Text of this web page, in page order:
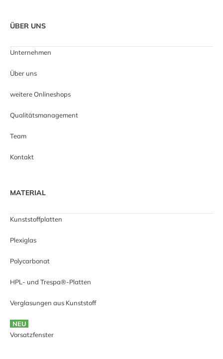
ÜBER UNS
Unternehmen
Über uns
weitere Onlineshops
Qualitätsmanagement
Team
Kontakt
MATERIAL
Kunststoffplatten
Plexiglas
Polycarbonat
HPL- und Trespa®-Platten
Verglasungen aus Kunststoff
NEU
Vorsatzfenster